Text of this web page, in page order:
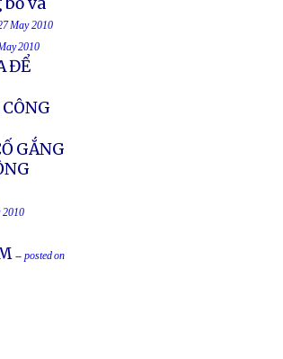
May 2010
2010
ĐỂ
GẮNG
2010
-- posted on